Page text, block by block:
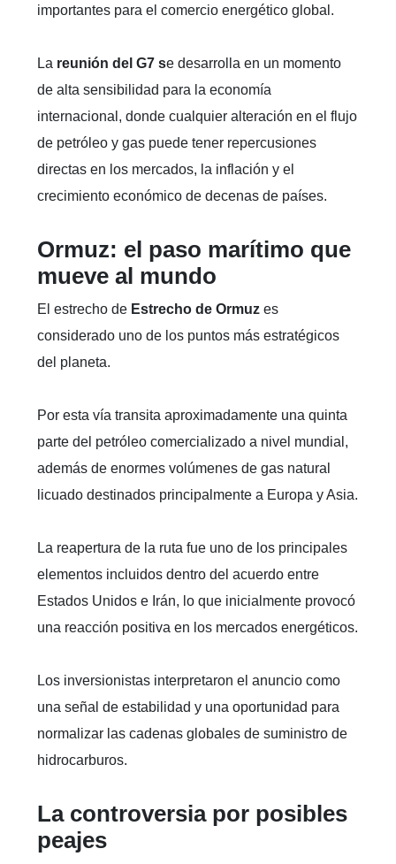
importantes para el comercio energético global.
La reunión del G7 se desarrolla en un momento
de alta sensibilidad para la economía
internacional, donde cualquier alteración en el flujo
de petróleo y gas puede tener repercusiones
directas en los mercados, la inflación y el
crecimiento económico de decenas de países.
Ormuz: el paso marítimo que
mueve al mundo
El estrecho de Estrecho de Ormuz es
considerado uno de los puntos más estratégicos
del planeta.
Por esta vía transita aproximadamente una quinta
parte del petróleo comercializado a nivel mundial,
además de enormes volúmenes de gas natural
licuado destinados principalmente a Europa y Asia.
La reapertura de la ruta fue uno de los principales
elementos incluidos dentro del acuerdo entre
Estados Unidos e Irán, lo que inicialmente provocó
una reacción positiva en los mercados energéticos.
Los inversionistas interpretaron el anuncio como
una señal de estabilidad y una oportunidad para
normalizar las cadenas globales de suministro de
hidrocarburos.
La controversia por posibles
peajes